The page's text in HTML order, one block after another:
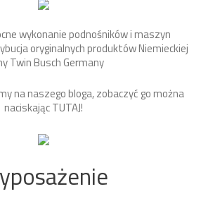
wykonanie podnośników i maszyn
oryginalnych produktów Niemieckiej
Twin Busch Germany
na naszego bloga, zobaczyć go można
naciskającTUTAJ!